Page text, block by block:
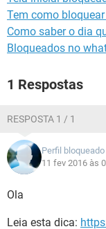
Tem como
Como saber o dia
Bloqueados no
1 Respostas
RESPOSTA 1 / 1
Perfil bloqueado
11 fev 2016 às
Ola
Leia esta dica: